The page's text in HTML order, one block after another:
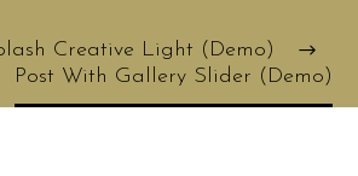
Creative Light (Demo)
Post With Gallery Slider (Demo)